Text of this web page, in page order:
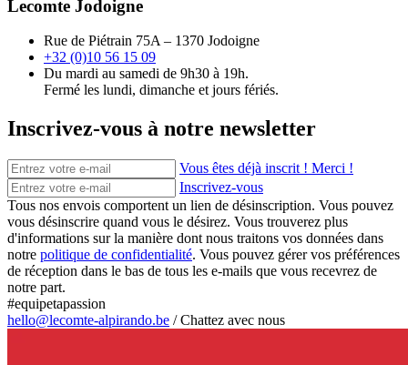
Lecomte Jodoigne
Rue de Piétrain 75A – 1370 Jodoigne
+32 (0)10 56 15 09
Du mardi au samedi de 9h30 à 19h.
Fermé les lundi, dimanche et jours fériés.
Inscrivez-vous à notre newsletter
Vous êtes déjà inscrit ! Merci !
Inscrivez-vous
Tous nos envois comportent un lien de désinscription. Vous pouvez
vous désinscrire quand vous le désirez. Vous trouverez plus
d'informations sur la manière dont nous traitons vos données dans
notre politique de confidentialité. Vous pouvez gérer vos préférences
de réception dans le bas de tous les e-mails que vous recevrez de
notre part.
#equipetapassion
hello@lecomte-alpirando.be /Chattez avec nous